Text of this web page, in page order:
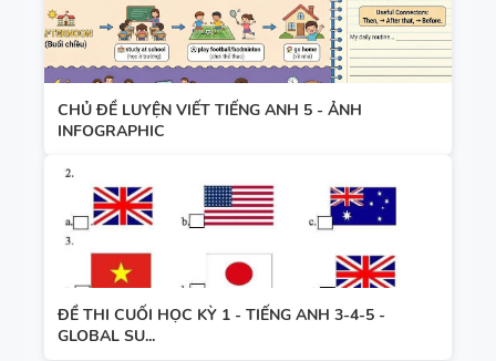
CHỦ ĐỀ LUYỆN VIẾT TIẾNG ANH 5 - ẢNH
INFOGRAPHIC
ĐỀ THI CUỐI HỌC KỲ 1 - TIẾNG ANH 3-4-5 -
GLOBAL SU...